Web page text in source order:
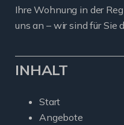
Ihre Wohnung in der
uns an – wir sind für Sie
INHALT
Start
Angebote